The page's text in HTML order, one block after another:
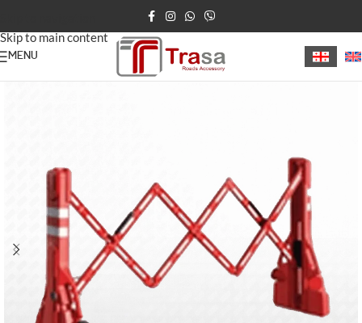
Skip to main content
MENU
მთავარი